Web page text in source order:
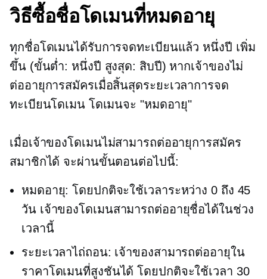
วิธีซื้อชื่อโดเมนที่หมดอายุ
ทุกชื่อโดเมนได้รับการจดทะเบียนแล้ว หนึ่งปี เพิ่ม
ขึ้น (ขั้นต่ำ: หนึ่งปี สูงสุด: สิบปี) หากเจ้าของไม่
ต่ออายุการสมัครเมื่อสิ้นสุดระยะเวลาการจด
ทะเบียนโดเมน โดเมนจะ "หมดอายุ"
เมื่อเจ้าของโดเมนไม่สามารถต่ออายุการสมัคร
สมาชิกได้ จะผ่านขั้นตอนต่อไปนี้:
หมดอายุ: โดยปกติจะใช้เวลาระหว่าง 0 ถึง 45
วัน เจ้าของโดเมนสามารถต่ออายุชื่อได้ในช่วง
เวลานี้
ระยะเวลาไถ่ถอน: เจ้าของสามารถต่ออายุใน
ราคาโดเมนที่สูงชันได้ โดยปกติจะใช้เวลา 30